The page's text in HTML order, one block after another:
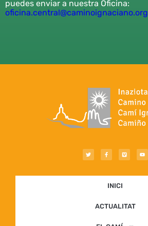
puedes enviar a nuestra Oficina:
oficina.central@caminoignaciano.org
INICI
ACTUALITAT